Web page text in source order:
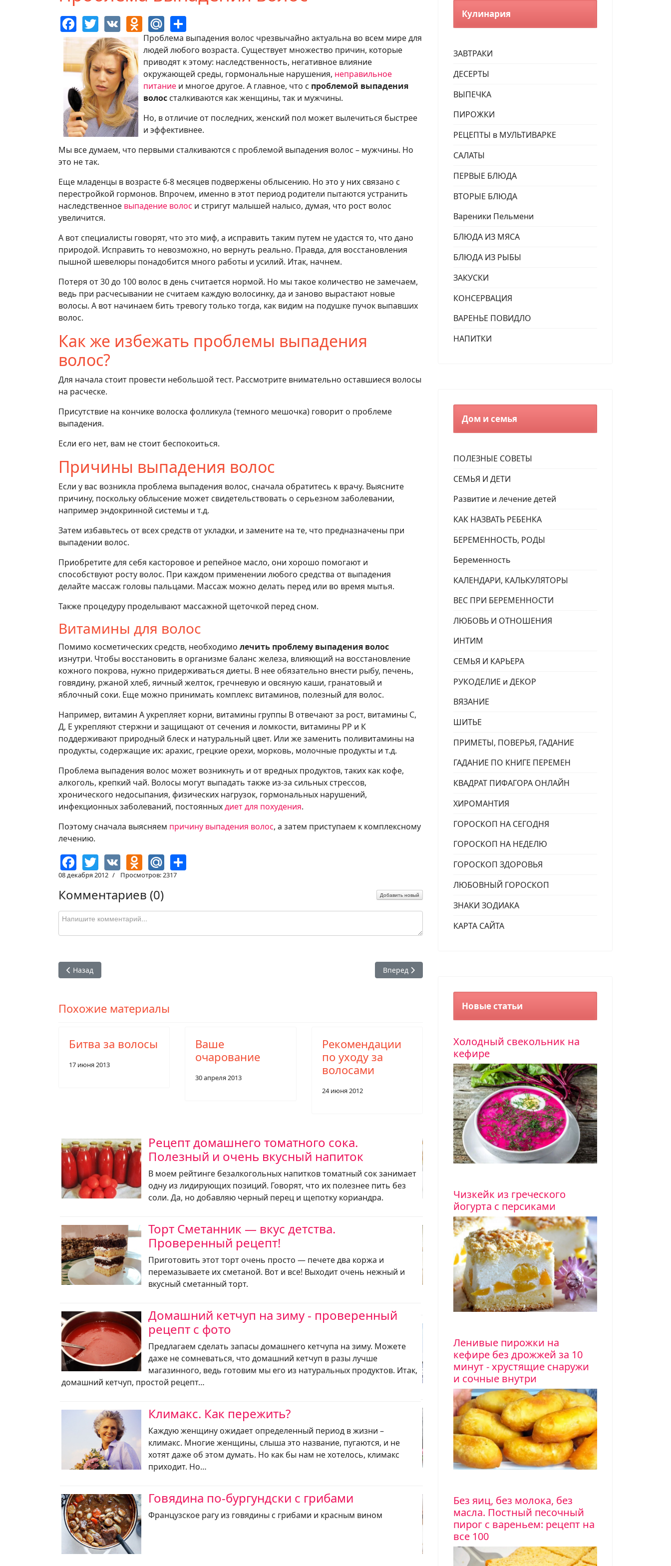
Facebook
Twitter
VK Odnoklassniki
Mail.Ru
Проблема выпадения волос чрезвычайно актуальна во всем мире для
людей любого возраста. Существует множество причин, которые
приводят к этому: наследственность, негативное влияние
окружающей среды, гормональные нарушения, неправильное
питание и многое другое. А главное, что с проблемой выпадения
волос сталкиваются как женщины, так и мужчины.
Но, в отличие от последних, женский пол может вылечиться быстрее
и эффективнее.
Мы все думаем, что первыми сталкиваются с проблемой выпадения волос – мужчины. Но
это не так.
Еще младенцы в возрасте 6-8 месяцев подвержены облысению. Но это у них связано с
перестройкой гормонов. Впрочем, именно в этот период родители пытаются устранить
наследственное выпадение волос и стригут малышей налысо, думая, что рост волос
увеличится.
А вот специалисты говорят, что это миф, а исправить таким путем не удастся то, что дано
природой. Исправить то невозможно, но вернуть реально. Правда, для восстановления
пышной шевелюры понадобится много работы и усилий. Итак, начнем.
Потеря от 30 до 100 волос в день считается нормой. Но мы такое количество не замечаем,
ведь при расчесывании не считаем каждую волосинку, да и заново вырастают новые
волосы. А вот начинаем бить тревогу только тогда, как видим на подушке пучок выпавших
волос.
Как же избежать проблемы выпадения
волос?
Для начала стоит провести небольшой тест. Рассмотрите внимательно оставшиеся волосы
на расческе.
Присутствие на кончике волоска фолликула (темного мешочка) говорит о проблеме
выпадения.
Если его нет, вам не стоит беспокоиться.
Причины выпадения волос
Если у вас возникла проблема выпадения волос, сначала обратитесь к врачу. Выясните
причину, поскольку облысение может свидетельствовать о серьезном заболевании,
например эндокринной системы и т.д.
Затем избавьтесь от всех средств от укладки, и замените на те, что предназначены при
выпадении волос.
Приобретите для себя касторовое и репейное масло, они хорошо помогают и
способствуют росту волос. При каждом применении любого средства от выпадения
делайте массаж головы пальцами. Массаж можно делать перед или во время мытья.
Также процедуру проделывают массажной щеточкой перед сном.
Витамины для волос
Помимо косметических средств, необходимо лечить проблему выпадения волос
изнутри. Чтобы восстановить в организме баланс железа, влияющий на восстановление
кожного покрова, нужно придерживаться диеты. В нее обязательно внести рыбу, печень,
говядину, ржаной хлеб, яичный желток, гречневую и овсяную каши, гранатовый и
яблочный соки. Еще можно принимать комплекс витаминов, полезный для волос.
Например, витамин А укрепляет корни, витамины группы В отвечают за рост, витамины С,
Д, Е укрепляют стержни и защищают от сечения и ломкости, витамины РР и К
поддерживают природный блеск и натуральный цвет. Или же заменить поливитамины на
продукты, содержащие их: арахис, грецкие орехи, морковь, молочные продукты и т.д.
Проблема выпадения волос может возникнуть и от вредных продуктов, таких как кофе,
алкоголь, крепкий чай. Волосы могут выпадать также из-за сильных стрессов,
хронического недосыпания, физических нагрузок, гормональных нарушений,
инфекционных заболеваний, постоянныхдиет для похудения.
Поэтому сначала выясняем причину выпадения волос, а затем приступаем к комплексному
лечению.
Facebook
Twitter
VK Odnoklassniki
Mail.Ru
08 декабря 2012 Просмотров: 2317
Комментариев (0) Добавить новый
Предыдущий: Ваше очарование
Назад Следующий: Рекомендации по уходу за волосами
Вперед
Похожие материалы
Битва за волосы
17 июня 2013
Ваше
очарование
30 апреля 2013
Рекомендации
по уходу за
волосами
24 июня 2012
Рецепт домашнего томатного сока.
Полезный и очень вкусный напиток
В моем рейтинге безалкогольных напитков томатный сок занимает
одну из лидирующих позиций. Говорят, что их полезнее пить без
соли. Да, но добавляю черный перец и щепотку кориандра.
Торт Сметанник — вкус детства.
Проверенный рецепт!
Приготовить этот торт очень просто — печете два коржа и
перемазываете их сметаной. Вот и все! Выходит очень нежный и
вкусный сметанный торт.
Домашний кетчуп на зиму - проверенный
рецепт с фото
Предлагаем сделать запасы домашнего кетчупа на зиму. Можете
даже не сомневаться, что домашний кетчуп в разы лучше
магазинного, ведь готовим мы его из натуральных продуктов. Итак,
домашний кетчуп, простой рецепт…
Климакс. Как пережить?
Каждую женщину ожидает определенный период в жизни –
климакс. Многие женщины, слыша это название, пугаются, и не
хотят даже об этом думать. Но как бы нам не хотелось, климакс
приходит. Но…
Говядина по-бургундски с грибами
Французское рагу из говядины с грибами и красным вином
Яблочный пирог с безе –
с фото
надежный, а сам яблочный пирог
Вкусный салат из
витаминная бомба!
Вкусный и полезный салат из квашеной
сочетается с мясными блюдами, но
самостоятельная закуска. Квашеная
витаминная бомба. Салат содержит большую дозу…
Для современной молодой женщины
находиться в отличной физической
целлюлит на бедрах, или жировые
портят образ в целом.
Елка с пряничного теста.
пряников, мастер-класс,
Кто сказал, что елка непременно
искусственная? Сделайте ее
пряников.
Маковый торт с кофейной
приготовления
Маковый торт с кофейной ноткой -
смородинового крема.
Кулинария
ЗАВТРАКИ
ДЕСЕРТЫ
ВЫПЕЧКА
ПИРОЖКИ
РЕЦЕПТЫ в МУЛЬТИВАРКЕ
САЛАТЫ
ПЕРВЫЕ БЛЮДА
ВТОРЫЕ БЛЮДА
Вареники Пельмени
БЛЮДА ИЗ МЯСА
БЛЮДА ИЗ РЫБЫ
ЗАКУСКИ
КОНСЕРВАЦИЯ
ВАРЕНЬЕ ПОВИДЛО
НАПИТКИ
Дом и семья
ПОЛЕЗНЫЕ СОВЕТЫ
СЕМЬЯ И ДЕТИ
Развитие и лечение детей
КАК НАЗВАТЬ РЕБЕНКА
БЕРЕМЕННОСТЬ, РОДЫ
Беременность
КАЛЕНДАРИ, КАЛЬКУЛЯТОРЫ
ВЕС ПРИ БЕРЕМЕННОСТИ
ЛЮБОВЬ И ОТНОШЕНИЯ
ИНТИМ
СЕМЬЯ И КАРЬЕРА
РУКОДЕЛИЕ и ДЕКОР
ВЯЗАНИЕ
ШИТЬЕ
ПРИМЕТЫ, ПОВЕРЬЯ, ГАДАНИЕ
ГАДАНИЕ ПО КНИГЕ ПЕРЕМЕН
КВАДРАТ ПИФАГОРА ОНЛАЙН
ХИРОМАНТИЯ
ГОРОСКОП НА СЕГОДНЯ
ГОРОСКОП НА НЕДЕЛЮ
ГОРОСКОП ЗДОРОВЬЯ
ЛЮБОВНЫЙ ГОРОСКОП
ЗНАКИ ЗОДИАКА
КАРТА САЙТА
Новые статьи
Холодный свекольник на
кефире
Чизкейк из греческого
йогурта с персиками
Ленивые пирожки на
кефире без дрожжей за 10
минут - хрустящие снаружи
и сочные внутри
Без яиц, без молока, без
масла. Постный песочный
пирог с вареньем: рецепт на
все 100